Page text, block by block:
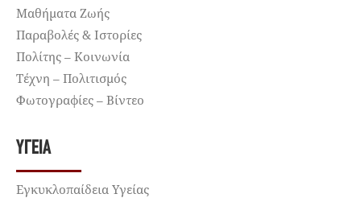
Μαθήματα Ζωής
Παραβολές & Ιστορίες
Πολίτης – Κοινωνία
Τέχνη – Πολιτισμός
Φωτογραφίες – Βίντεο
ΥΓΕΊΑ
Εγκυκλοπαίδεια Υγείας